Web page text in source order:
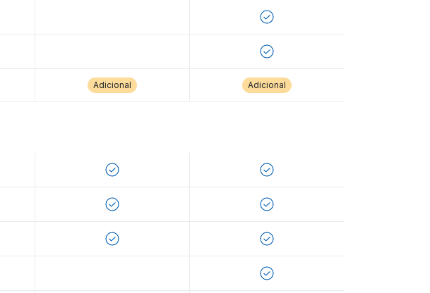
Adicional Adicional